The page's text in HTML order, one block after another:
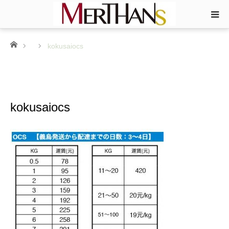
ホーム kokusaiocs
kokusaiocs